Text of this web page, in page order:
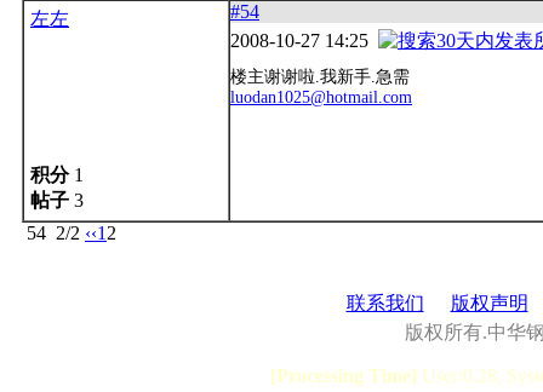
左左
积分1
帖子 3
#54
2008-10-27 14:25
楼主谢谢啦.我新手.急需
luodan1025@hotmail.com
54 2/2 ‹‹1 2
联系我们
版权声明
版权所有.中华
[Processing Time] User:0.28,